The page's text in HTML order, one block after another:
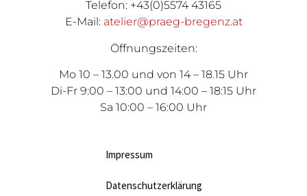
Telefon: +43(0)5574 43165
E-Mail: atelier@praeg-bregenz.at
Öffnungszeiten:
Mo 10 – 13.00 und von 14 – 18.15 Uhr
Di-Fr 9:00 – 13:00 und 14:00 – 18:15 Uhr
Sa 10:00 – 16:00 Uhr
Impressum
Datenschutzerklärung